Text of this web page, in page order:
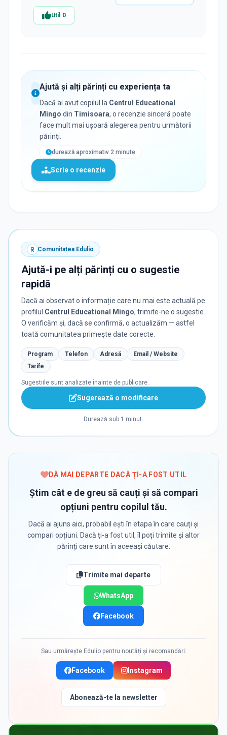
Util 0
Ajută și alți părinți cu experiența ta
Dacă ai avut copilul la Centrul Educational
Mingo din Timisoara, o recenzie sinceră poate
face mult mai ușoară alegerea pentru următorii
părinți.
durează aproximativ 2 minute
Scrie o recenzie
Comunitatea Edulio
Ajută-i pe alți părinți cu o sugestie
rapidă
Dacă ai observat o informație care nu mai este actuală pe
profilul Centrul Educational Mingo, trimite-ne o sugestie.
O verificăm și, dacă se confirmă, o actualizăm — astfel
toată comunitatea primește date corecte.
Program Telefon Adresă
Email / Website
Tarife
Sugestiile sunt analizate înainte de publicare.
Sugerează o modificare
Durează sub 1 minut.
DĂ MAI DEPARTE DACĂ ȚI-A FOST UTIL
Știm cât e de greu să cauți și să compari
opțiuni pentru copilul tău.
Dacă ai ajuns aici, probabil ești în etapa în care cauți și
compari opțiuni. Dacă ți-a fost util, îl poți trimite și altor
părinți care sunt în aceeași căutare.
Trimite mai departe
WhatsApp
Facebook
Sau urmărește Edulio pentru noutăți și recomandări:
Facebook Instagram
Abonează-te la newsletter